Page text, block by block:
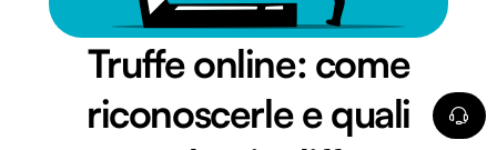
Truffe online: come
riconoscerle e quali